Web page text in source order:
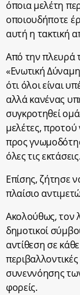
όποια μελέτη
οποιουδήποτε
αυτή η τακτική
Από την πλευρά
«Ενωτική
ότι όλοι είναι
αλλά κανένας
συγκροτηθεί
μελέτες, προτού
προς
όλες τις εκτάσεις.
Επίσης, ζήτησε
πλαίσιο
Ακολούθως, τον
δημοτικοί
αντίθεση σε
συνεννόησης
φορείς.